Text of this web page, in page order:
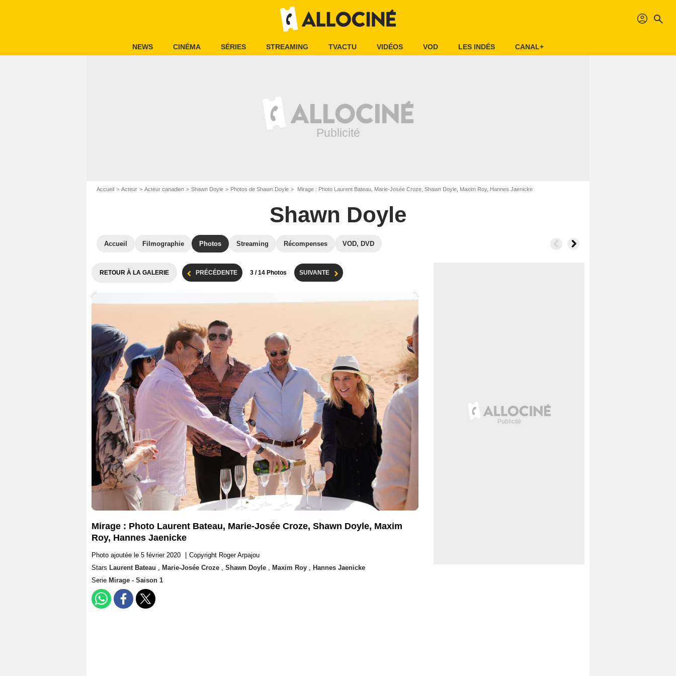
profil search
NEWS CINÉMA SÉRIES STREAMING TVACTU VIDÉOS VOD LES INDÉS CANAL+
Accueil Acteur Acteur canadien Shawn Doyle Photos de Shawn Doyle Mirage : Photo Laurent Bateau, Marie-Josée Croze, Shawn Doyle, Maxim Roy, Hannes Jaenicke
Shawn Doyle
Accueil Filmographie Photos Streaming Récompenses VOD, DVD
RETOUR À LA GALERIE PRÉCÉDENTE 3 / 14 Photos SUIVANTE
Mirage : Photo Laurent Bateau, Marie-Josée Croze, Shawn Doyle, Maxim
Roy, Hannes Jaenicke
Photo ajoutée le 5 février 2020
Copyright Roger Arpajou
Stars Laurent Bateau , Marie-Josée Croze , Shawn Doyle , Maxim Roy , Hannes Jaenicke
Serie Mirage - Saison 1